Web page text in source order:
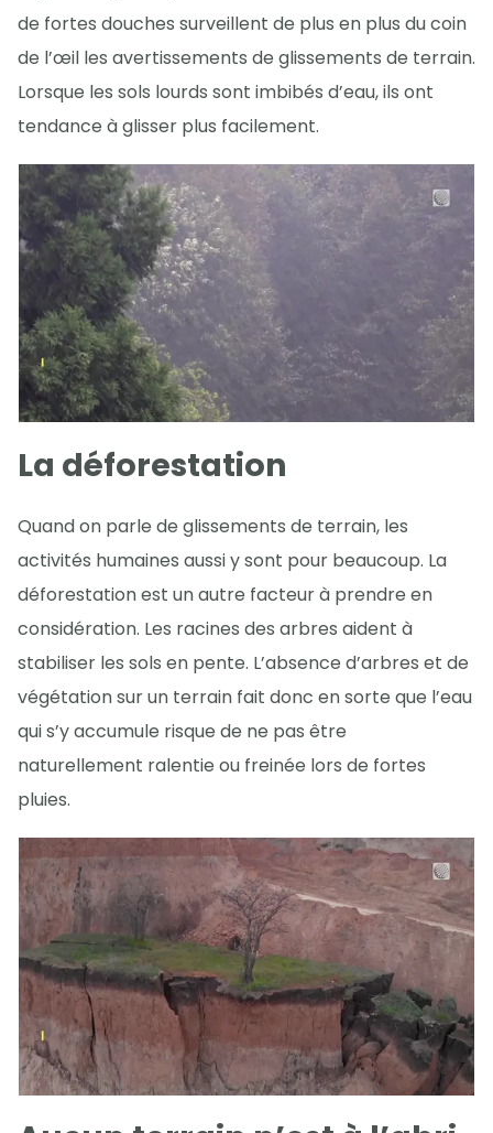
de fortes douches surveillent de plus en plus du coin
de l’œil les avertissements de glissements de terrain.
Lorsque les sols lourds sont imbibés d’eau, ils ont
tendance à glisser plus facilement.
La déforestation
Quand on parle de glissements de terrain, les
activités humaines aussi y sont pour beaucoup. La
déforestation est un autre facteur à prendre en
considération. Les racines des arbres aident à
stabiliser les sols en pente. L’absence d’arbres et de
végétation sur un terrain fait donc en sorte que l’eau
qui s’y accumule risque de ne pas être
naturellement ralentie ou freinée lors de fortes
pluies.